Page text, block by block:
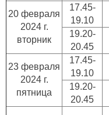
20 февраля
2024 г.
вторник
17.45-
19.10
19.20-
20.45
23 февраля
2024 г.
пятница
17.45-
19.10
19.20-
20.45